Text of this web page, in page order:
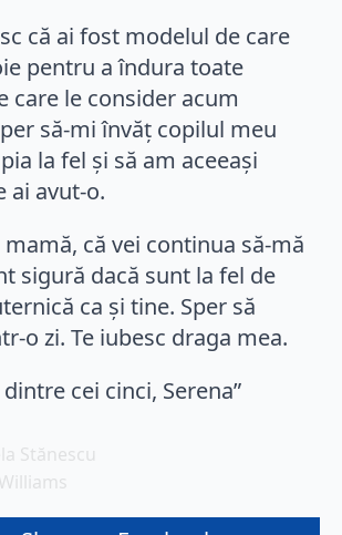
că ai fost modelul de care
pentru a îndura toate
care le consider acum
să-mi învăţ copilul meu
la fel şi să am aceeaşi
ai avut-o.
că vei continua să-mă
sigură dacă sunt la fel de
ca şi tine. Sper să
o zi. Te iubesc draga mea.
cei cinci, Serena”
Stănescu